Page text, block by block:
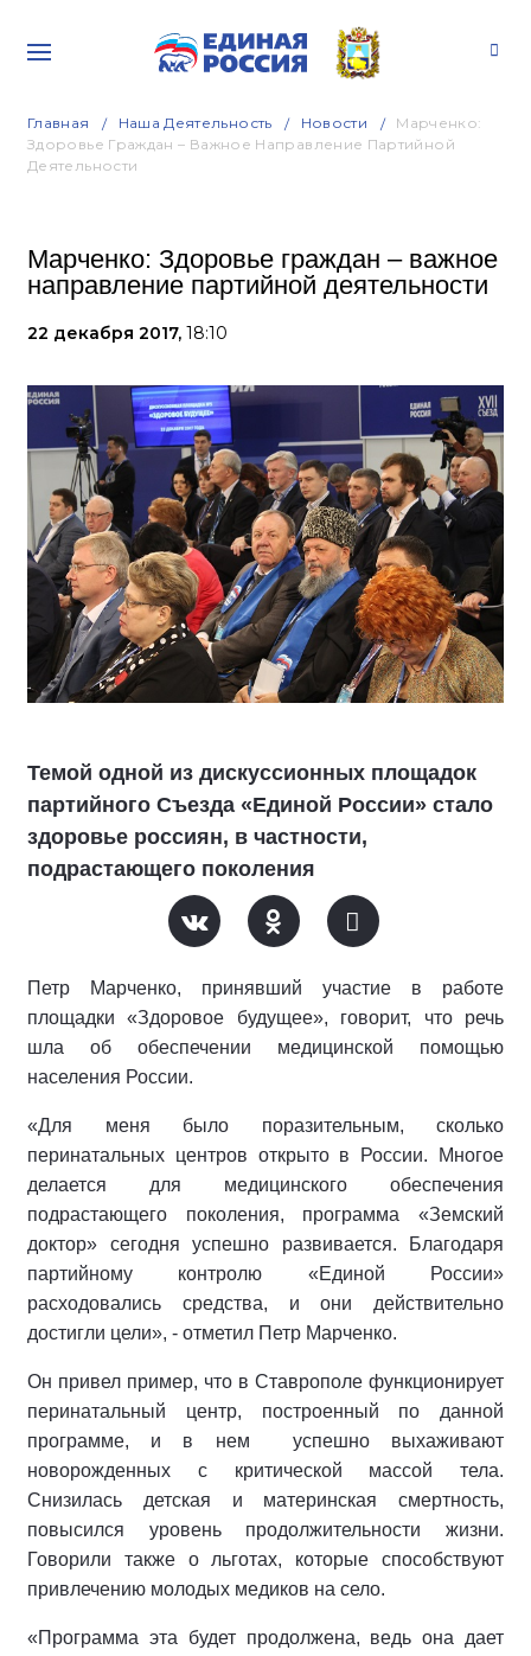
Главная Наша Деятельность Новости
Марченко:
Здоровье Граждан – Важное Направление Партийной
Деятельности
Марченко: Здоровье граждан – важное
направление партийной деятельности
22 декабря 2017, 18:10
Темой одной из дискуссионных площадок
партийного Съезда «Единой России» стало
здоровье россиян, в частности,
подрастающего поколения
Петр Марченко, принявший участие в работе
площадки «Здоровое будущее», говорит, что речь
шла об обеспечении медицинской помощью
населения России.
«Для меня было поразительным, сколько
перинатальных центров открыто в России. Многое
делается для медицинского обеспечения
подрастающего поколения, программа «Земский
доктор» сегодня успешно развивается. Благодаря
партийному контролю «Единой России»
расходовались средства, и они действительно
достигли цели», - отметил Петр Марченко.
Он привел пример, что в Ставрополе функционирует
перинатальный центр, построенный по данной
программе, и в нем успешно выхаживают
новорожденных с критической массой тела.
Снизилась детская и материнская смертность,
повысился уровень продолжительности жизни.
Говорили также о льготах, которые способствуют
привлечению молодых медиков на село.
«Программа эта будет продолжена, ведь она дает